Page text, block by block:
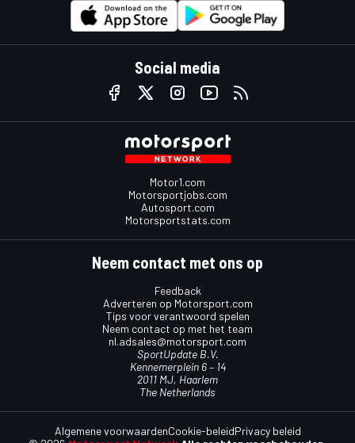
Social media
Motor1.com
Motorsportjobs.com
Autosport.com
Motorsportstats.com
Neem contact met ons op
Feedback
Adverteren op Motorsport.com
Tips voor verantwoord spelen
Neem contact op met het team
nl.adsales@motorsport.com
SportUpdate B.V.
Kennemerplein 6 – 14
2011 MJ, Haarlem
The Netherlands
Algemene voorwaardenCookie-beleidPrivacy beleid